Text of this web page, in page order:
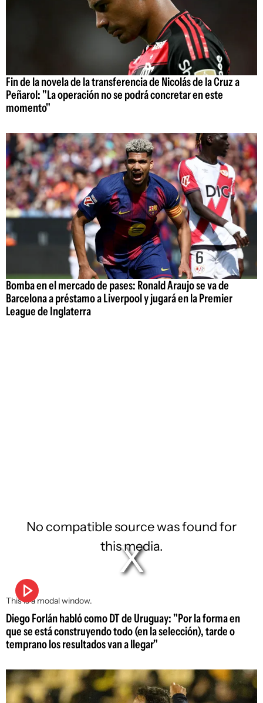
Fin de la novela de la transferencia de Nicolás de la Cruz a
Peñarol: "La operación no se podrá concretar en este
momento"
Bomba en el mercado de pases: Ronald Araujo se va de
Barcelona a préstamo a Liverpool y jugará en la Premier
League de Inglaterra
This is a modal window.
No compatible source was found for
this media.
Diego Forlán habló como DT de Uruguay: "Por la forma en
que se está construyendo todo (en la selección), tarde o
temprano los resultados van a llegar"